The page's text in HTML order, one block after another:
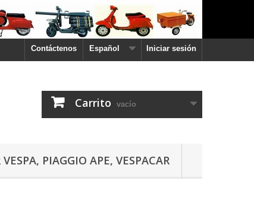
Iniciar sesión
Español
Contáctenos
Carrito vacío
PIAGGIO APE, VESPACAR